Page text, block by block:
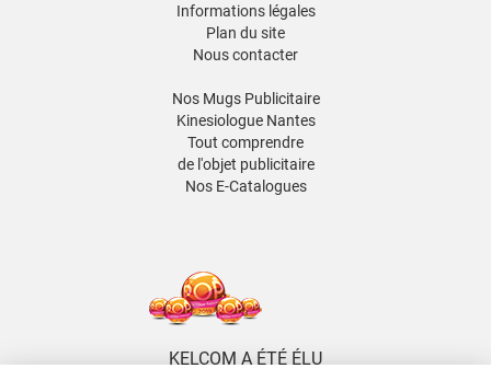
Informations légales
Plan du site
Nous contacter
Nos Mugs Publicitaire
Kinesiologue Nantes
Tout comprendre
de l'objet publicitaire
Nos E-Catalogues
KELCOM A ÉTÉ ÉLU